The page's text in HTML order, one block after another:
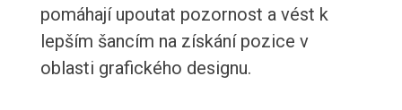
pomáhají upoutat pozornost a vést k
lepším šancím na získání pozice v
oblasti grafického designu.